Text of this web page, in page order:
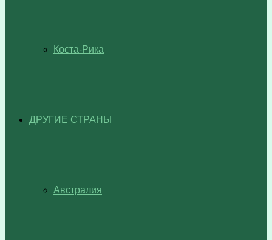
Коста-Рика
ДРУГИЕ СТРАНЫ
Австралия